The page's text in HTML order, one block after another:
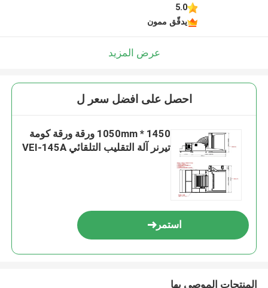
5.0
يدقّق ممون
عرض المزيد
احصل على افضل سعر ل
1450 * 1050mm ورقة ورقة كومة
تيرنر آلة التقليب التلقائي VEI-145A
استمر
المنتجات الموصى بها